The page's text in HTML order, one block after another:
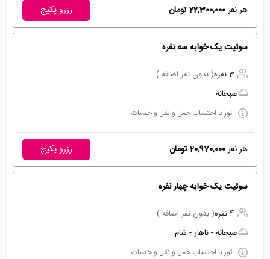
هر نفر22,300,000 تومان رزرو پکیج
سوئیت یک خوابه سه نفره
3 نفره
( بدون نفر اضافه )
صبحانه
تور با احتساب حمل و نقل و خدمات
هر نفر20,970,000 تومان رزرو پکیج
سوئیت یک خوابه چهار نفره
4 نفره
( بدون نفر اضافه )
صبحانه - ناهار - شام
تور با احتساب حمل و نقل و خدمات